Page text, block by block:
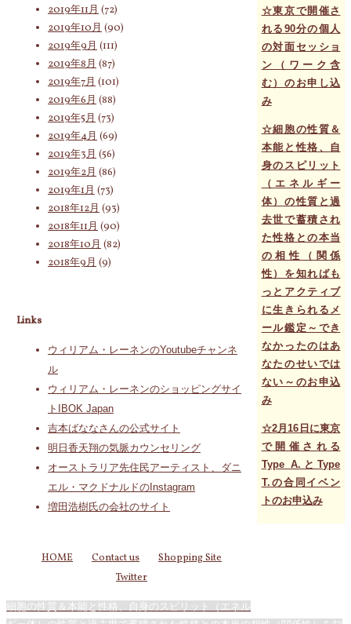
☆東京で開催さ
れる90分の個人
の対面セッショ
ン（ワーク含
む）のお申し込
み
☆細胞の性質＆
本能と性格、自
身のスピリット
（エネルギー
体）の性質と過
去世で蓄積され
た性格との本当
の相性（関係
性）を知ればも
っとアクティブ
に生きられるメ
ール鑑定～でき
なかったのはあ
なたのせいでは
ない～のお申込
み
☆2月16日に東京
で開催される
Type A.とType
T.の合同イベン
トのお申込み
2019年11月 (72)
2019年10月 (90)
2019年9月 (111)
2019年8月 (87)
2019年7月 (101)
2019年6月 (88)
2019年5月 (73)
2019年4月 (69)
2019年3月 (56)
2019年2月 (86)
2019年1月 (73)
2018年12月 (93)
2018年11月 (90)
2018年10月 (82)
2018年9月 (9)
Links
ウィリアム・レーネンのYoutubeチャンネ
ル
ウィリアム・レーネンのショッピングサイ
トIBOK Japan
吉本ばななさんの公式サイト
明日香天翔の気脈カウンセリング
オーストラリア先住民アーティスト、ダニ
エル・マクドナルドのInstagram
増田浩樹氏の会社のサイト
HOME Contact us
Shopping Site
Twitter
細胞の性質＆本能と性格、自身のスピリット（エネル